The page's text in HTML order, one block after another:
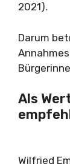
2021).
Darum
Als
Wilfried